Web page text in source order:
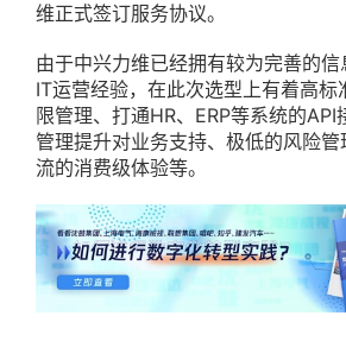
维正式签订服务协议。
由于中兴力维已经拥有较为完善的
IT运营经验，在此次选型上有着高标
限管理、打通HR、ERP等系统的API
管理提升对业务支持、极低的风险
流的消费级体验等。